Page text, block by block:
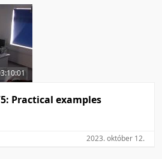
Practical examples
2023. október 12.